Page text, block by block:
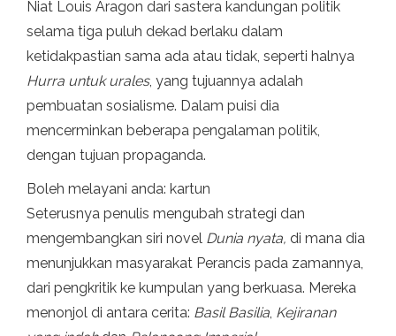
Niat Louis Aragon dari sastera kandungan politik
selama tiga puluh dekad berlaku dalam
ketidakpastian sama ada atau tidak, seperti halnya
Hurra untuk urales, yang tujuannya adalah
pembuatan sosialisme. Dalam puisi dia
mencerminkan beberapa pengalaman politik,
dengan tujuan propaganda.
Boleh melayani anda: kartun
Seterusnya penulis mengubah strategi dan
mengembangkan siri novel Dunia nyata, di mana dia
menunjukkan masyarakat Perancis pada zamannya,
dari pengkritik ke kumpulan yang berkuasa. Mereka
menonjol di antara cerita: Basil Basilia, Kejiranan